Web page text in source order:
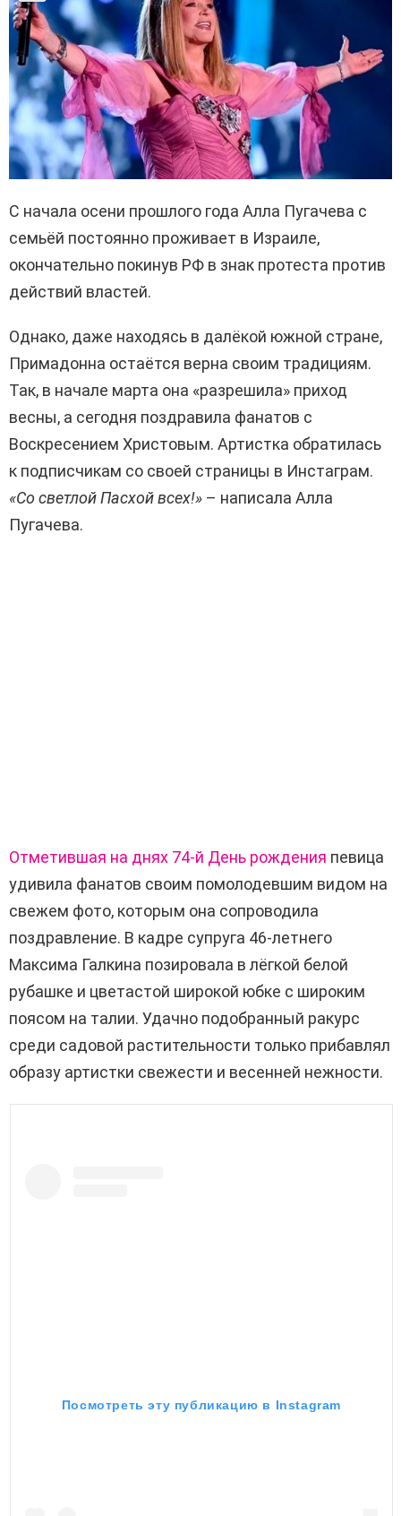
С начала осени прошлого года Алла Пугачева с
семьёй постоянно проживает в Израиле,
окончательно покинув РФ в знак протеста против
действий властей.
Однако, даже находясь в далёкой южной стране,
Примадонна остаётся верна своим традициям.
Так, в начале марта она «разрешила» приход
весны, а сегодня поздравила фанатов с
Воскресением Христовым. Артистка обратилась
к подписчикам со своей страницы в Инстаграм.
«Со светлой Пасхой всех!» – написала Алла
Пугачева.
Отметившая на днях 74-й День рождения певица
удивила фанатов своим помолодевшим видом на
свежем фото, которым она сопроводила
поздравление. В кадре супруга 46-летнего
Максима Галкина позировала в лёгкой белой
рубашке и цветастой широкой юбке с широким
поясом на талии. Удачно подобранный ракурс
среди садовой растительности только прибавлял
образу артистки свежести и весенней нежности.
Посмотреть эту публикацию в Instagram